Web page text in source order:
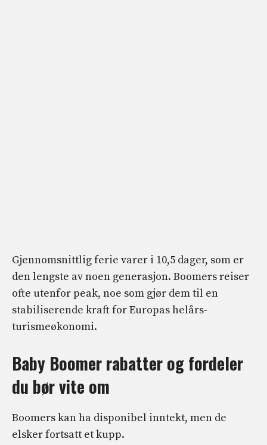
Gjennomsnittlig ferie varer i 10,5 dager, som er
den lengste av noen generasjon. Boomers reiser
ofte utenfor peak, noe som gjør dem til en
stabiliserende kraft for Europas helårs-
turismeøkonomi.
Baby Boomer rabatter og fordeler
du bør vite om
Boomers kan ha disponibel inntekt, men de
elsker fortsatt et kupp.